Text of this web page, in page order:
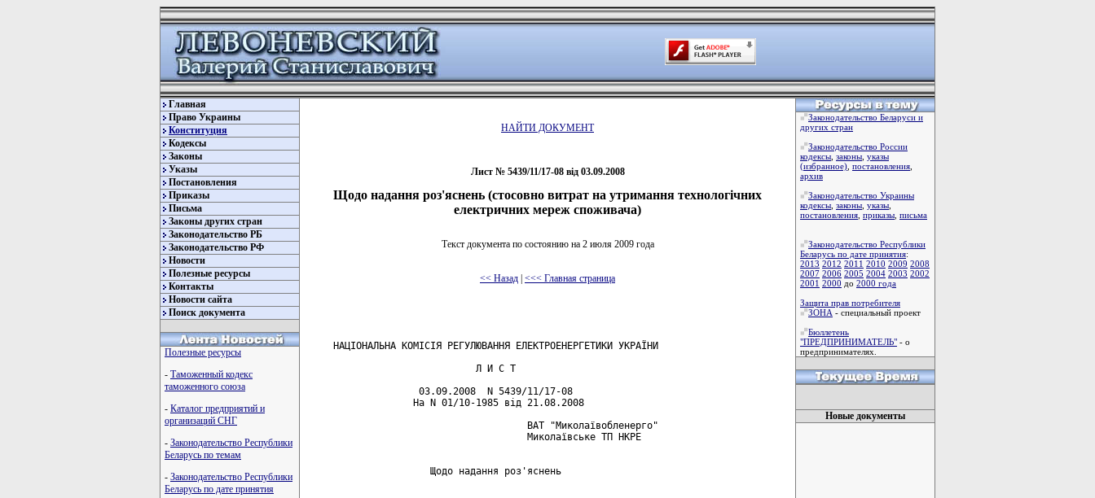
Главная
Право Украины
Конституция
Кодексы
Законы
Указы
Постановления
Приказы
Письма
Законы других стран
Законодательство РБ
Законодательство РФ
Новости
Полезные ресурсы
Контакты
Новости сайта
Поиск документа
Полезные ресурсы
- Таможенный кодекс
таможенного союза
- Каталог предприятий и
организаций СНГ
- Законодательство Республики
Беларусь по темам
- Законодательство Республики
Беларусь по дате принятия
НАЙТИ ДОКУМЕНТ
Лист № 5439/11/17-08 від 03.09.2008
Щодо надання роз'яснень (стосовно витрат на утримання технологічних
електричних мереж споживача)
Текст документа по состоянию на 2 июля 2009 года
<< Назад | <<< Главная страница
    НАЦІОНАЛЬНА КОМІСІЯ РЕГУЛЮВАННЯ ЕЛЕКТРОЕНЕРГЕТИКИ УКРАЇНИ
                             Л И С Т
                   03.09.2008  N 5439/11/17-08
                  На N 01/10-1985 від 21.08.2008
                                      ВАТ "Миколаївобленерго"
                                      Миколаївське ТП НКРЕ
                     Щодо надання роз'яснень
Законодательство Беларуси и
других стран
Законодательство России
кодексы законы указы
(избранное) постановления
архив
Законодательство Украины
кодексы законы указы
постановления приказы письма
Законодательство Республики
Беларусь по дате принятия:
2013 2012 2011 2010 2009 2008
2007 2006 2005 2004 2003 2002
2001 2000 до 2000 года
Защита прав потребителя
ЗОНА - специальный проект
Бюллетень
"ПРЕДПРИНИМАТЕЛЬ" - о
предпринимателях.
Новые документы